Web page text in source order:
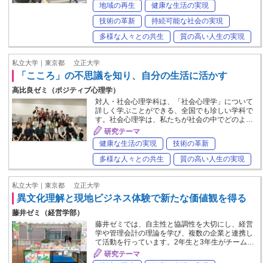
地域の再生
健康な生活の実現
技術の革新
持続可能な社会の実現
多様な人々との共生
質の高い人生の実現
私立大学｜東京都 立正大学
「こころ」の不思議を知り、自分の生活に活かす
高比良ゼミ（ポジティブ心理学）
対人・社会心理学科は、「社会心理学」について
詳しく学ぶことができる、全国でも珍しい学科で
す。社会心理学は、私たちが社会の中でどのよ…
研究テーマ
健康な生活の実現
技術の革新
多様な人々との共生
質の高い人生の実現
私立大学｜東京都 立正大学
異文化理解と現地ビジネス体験で新たな価値観を得る
藤井ゼミ（経営学部）
藤井ゼミでは、自主性と協調性を大切にし、経営
学や管理会計の理論を学び、複数の企業と連携し
て活動を行っています。2年生と3年生がチーム…
研究テーマ